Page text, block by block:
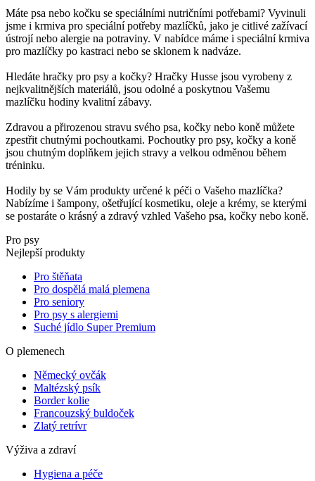
Máte psa nebo kočku se speciálními nutričními potřebami? Vyvinuli
jsme i krmiva pro speciální potřeby mazlíčků, jako je citlivé zažívací
ústrojí nebo alergie na potraviny. V nabídce máme i speciální krmiva
pro mazlíčky po kastraci nebo se sklonem k nadváze.
Hledáte hračky pro psy a kočky? Hračky Husse jsou vyrobeny z
nejkvalitnějších materiálů, jsou odolné a poskytnou Vašemu
mazlíčku hodiny kvalitní zábavy.
Zdravou a přirozenou stravu svého psa, kočky nebo koně můžete
zpestřit chutnými pochoutkami. Pochoutky pro psy, kočky a koně
jsou chutným doplňkem jejich stravy a velkou odměnou během
tréninku.
Hodily by se Vám produkty určené k péči o Vašeho mazlíčka?
Nabízíme i šampony, ošetřující kosmetiku, oleje a krémy, se kterými
se postaráte o krásný a zdravý vzhled Vašeho psa, kočky nebo koně.
Pro psy
Nejlepší produkty
Pro štěňata
Pro dospělá malá plemena
Pro seniory
Pro psy s alergiemi
Suché jídlo Super Premium
O plemenech
Německý ovčák
Maltézský psík
Border kolie
Francouzský buldoček
Zlatý retrívr
Výživa a zdraví
Hygiena a péče